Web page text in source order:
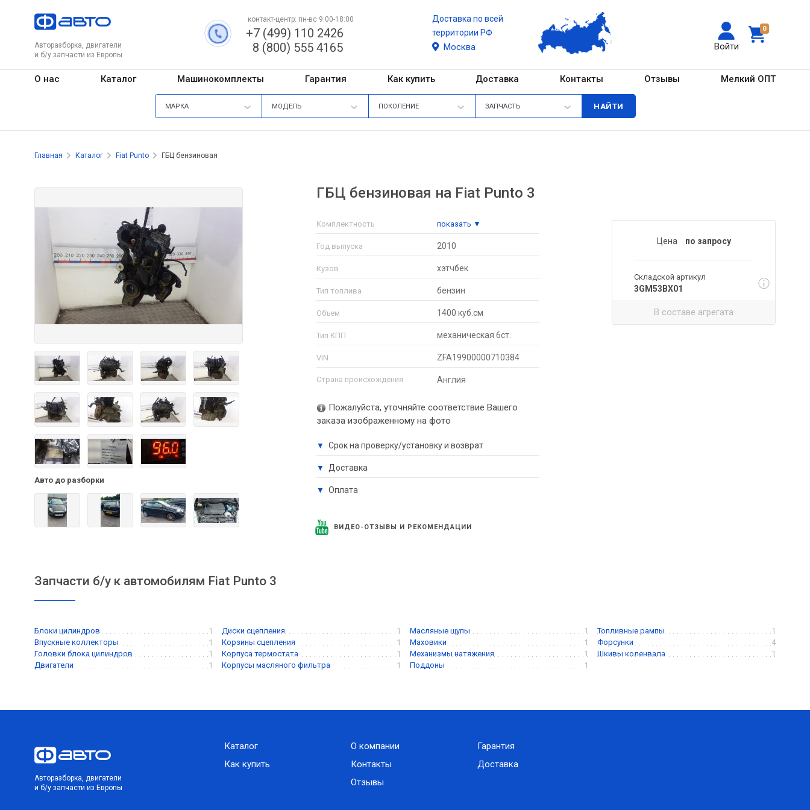
Авторазборка, двигатели
и б/у запчасти из Европы
0
Войти
контакт-центр: пн-вс 9:00-18:00
+7 (499) 110 2426
8 (800) 555 4165
Доставка по всей
территории РФ
Москва
О нас Каталог Машинокомплекты Гарантия Как купить Доставка Контакты Отзывы Мелкий ОПТ
МАРКА МОДЕЛЬ ПОКОЛЕНИЕ ЗАПЧАСТЬ
Главная Каталог Fiat Punto ГБЦ бензиновая
Авто до разборки
ГБЦ бензиновая на Fiat Punto 3
Комплектность показать ▼
Год выпуска 2010
Кузов хэтчбек
Тип топлива бензин
Объем 1400 куб.см
Тип КПП механическая 6ст.
VIN ZFA19900000710384
Страна происхождения Англия
Пожалуйста, уточняйте соответствие Вашего
заказа изображенному на фото
▼ Срок на проверку/установку и возврат
▼ Доставка
▼ Оплата
ВИДЕО-ОТЗЫВЫ И РЕКОМЕНДАЦИИ
Цена по запросу
Складской артикул
3GM53BX01
В составе агрегата
Запчасти б/у к автомобилям Fiat Punto 3
Блоки цилиндров
1
Впускные коллекторы
1
Головки блока цилиндров
1
Двигатели
1
Диски сцепления
1
Корзины сцепления
1
Корпуса термостата
1
Корпусы масляного фильтра
1
Масляные щупы
1
Маховики
1
Механизмы натяжения
1
Поддоны
1
Топливные рампы
1
Форсунки
4
Шкивы коленвала
1
Авторазборка, двигатели
и б/у запчасти из Европы
Каталог
Как купить
О компании
Контакты
Отзывы
Гарантия
Доставка